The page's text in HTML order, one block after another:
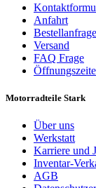
Anfahrt
Bestellanfrage
Versand
FAQ Frage
Motorradteile Stark
Über uns
Werkstatt
Karriere und
Inventar-
AGB